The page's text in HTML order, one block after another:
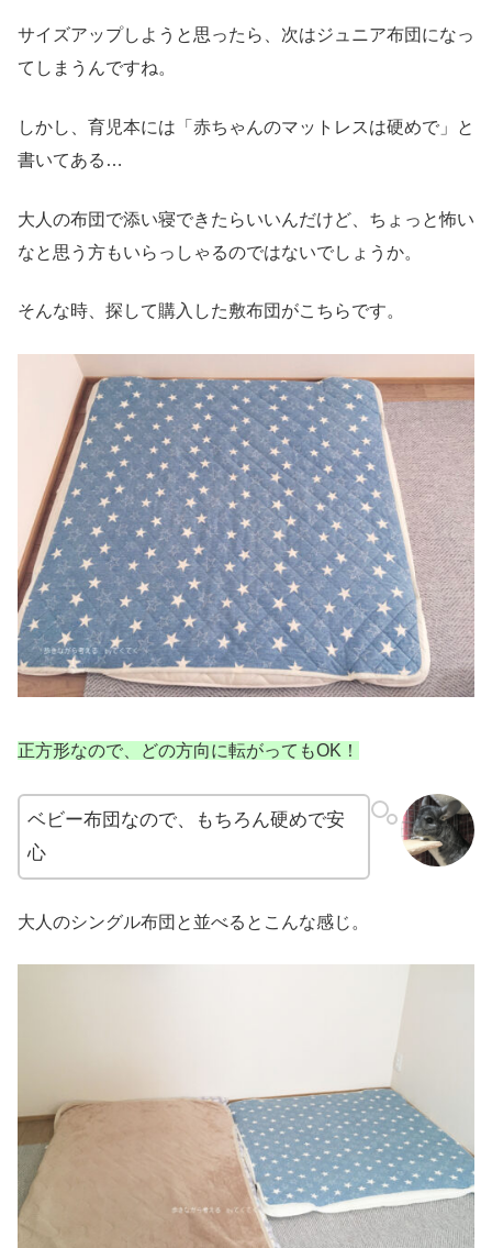
サイズアップしようと思ったら、次はジュニア布団になっ
てしまうんですね。
しかし、育児本には「赤ちゃんのマットレスは硬めで」と
書いてある…
大人の布団で添い寝できたらいいんだけど、ちょっと怖い
なと思う方もいらっしゃるのではないでしょうか。
そんな時、探して購入した敷布団がこちらです。
正方形なので、どの方向に転がってもOK！
ベビー布団なので、もちろん硬めで安
心
大人のシングル布団と並べるとこんな感じ。